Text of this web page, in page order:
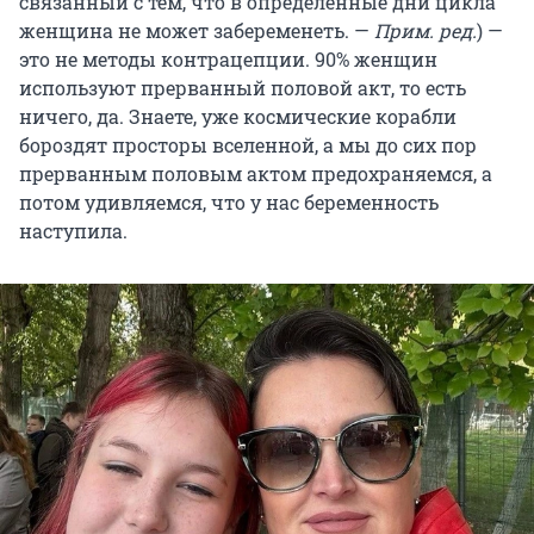
женщина не может забеременеть. — Прим. ред.) —
это не методы контрацепции. 90% женщин
используют прерванный половой акт, то есть
ничего, да. Знаете, уже космические корабли
бороздят просторы вселенной, а мы до сих пор
прерванным половым актом предохраняемся, а
потом удивляемся, что у нас беременность
наступила.